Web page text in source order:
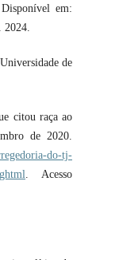
em:
2024.
de
citou raça ao
de 2020.
do-tj-
. Acesso